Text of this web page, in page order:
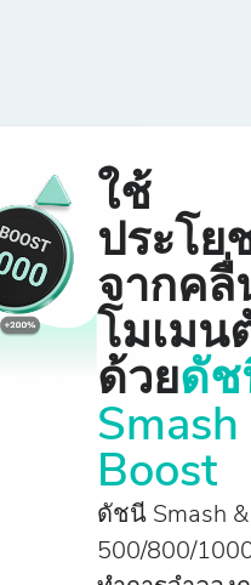
ใช้
ประโย
จากคลื่
โมเมน
ด้วยดั
Smash
Boost
ดัชนี Smash
500/800/